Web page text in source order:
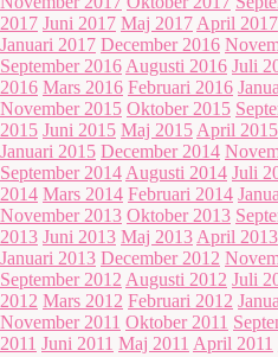
2017 Juni 2017 Maj 2017 April 2017
Januari 2017 December 2016
September 2016 Augusti 2016 Juli
2016 Mars 2016 Februari 2016
November 2015 Oktober 2015
2015 Juni 2015 Maj 2015 April 2015
Januari 2015 December 2014
September 2014 Augusti 2014 Juli
2014 Mars 2014 Februari 2014
November 2013 Oktober 2013
2013 Juni 2013 Maj 2013 April 2013
Januari 2013 December 2012
September 2012 Augusti 2012 Juli
2012 Mars 2012 Februari 2012
November 2011 Oktober 2011
2011 Juni 2011 Maj 2011 April 2011